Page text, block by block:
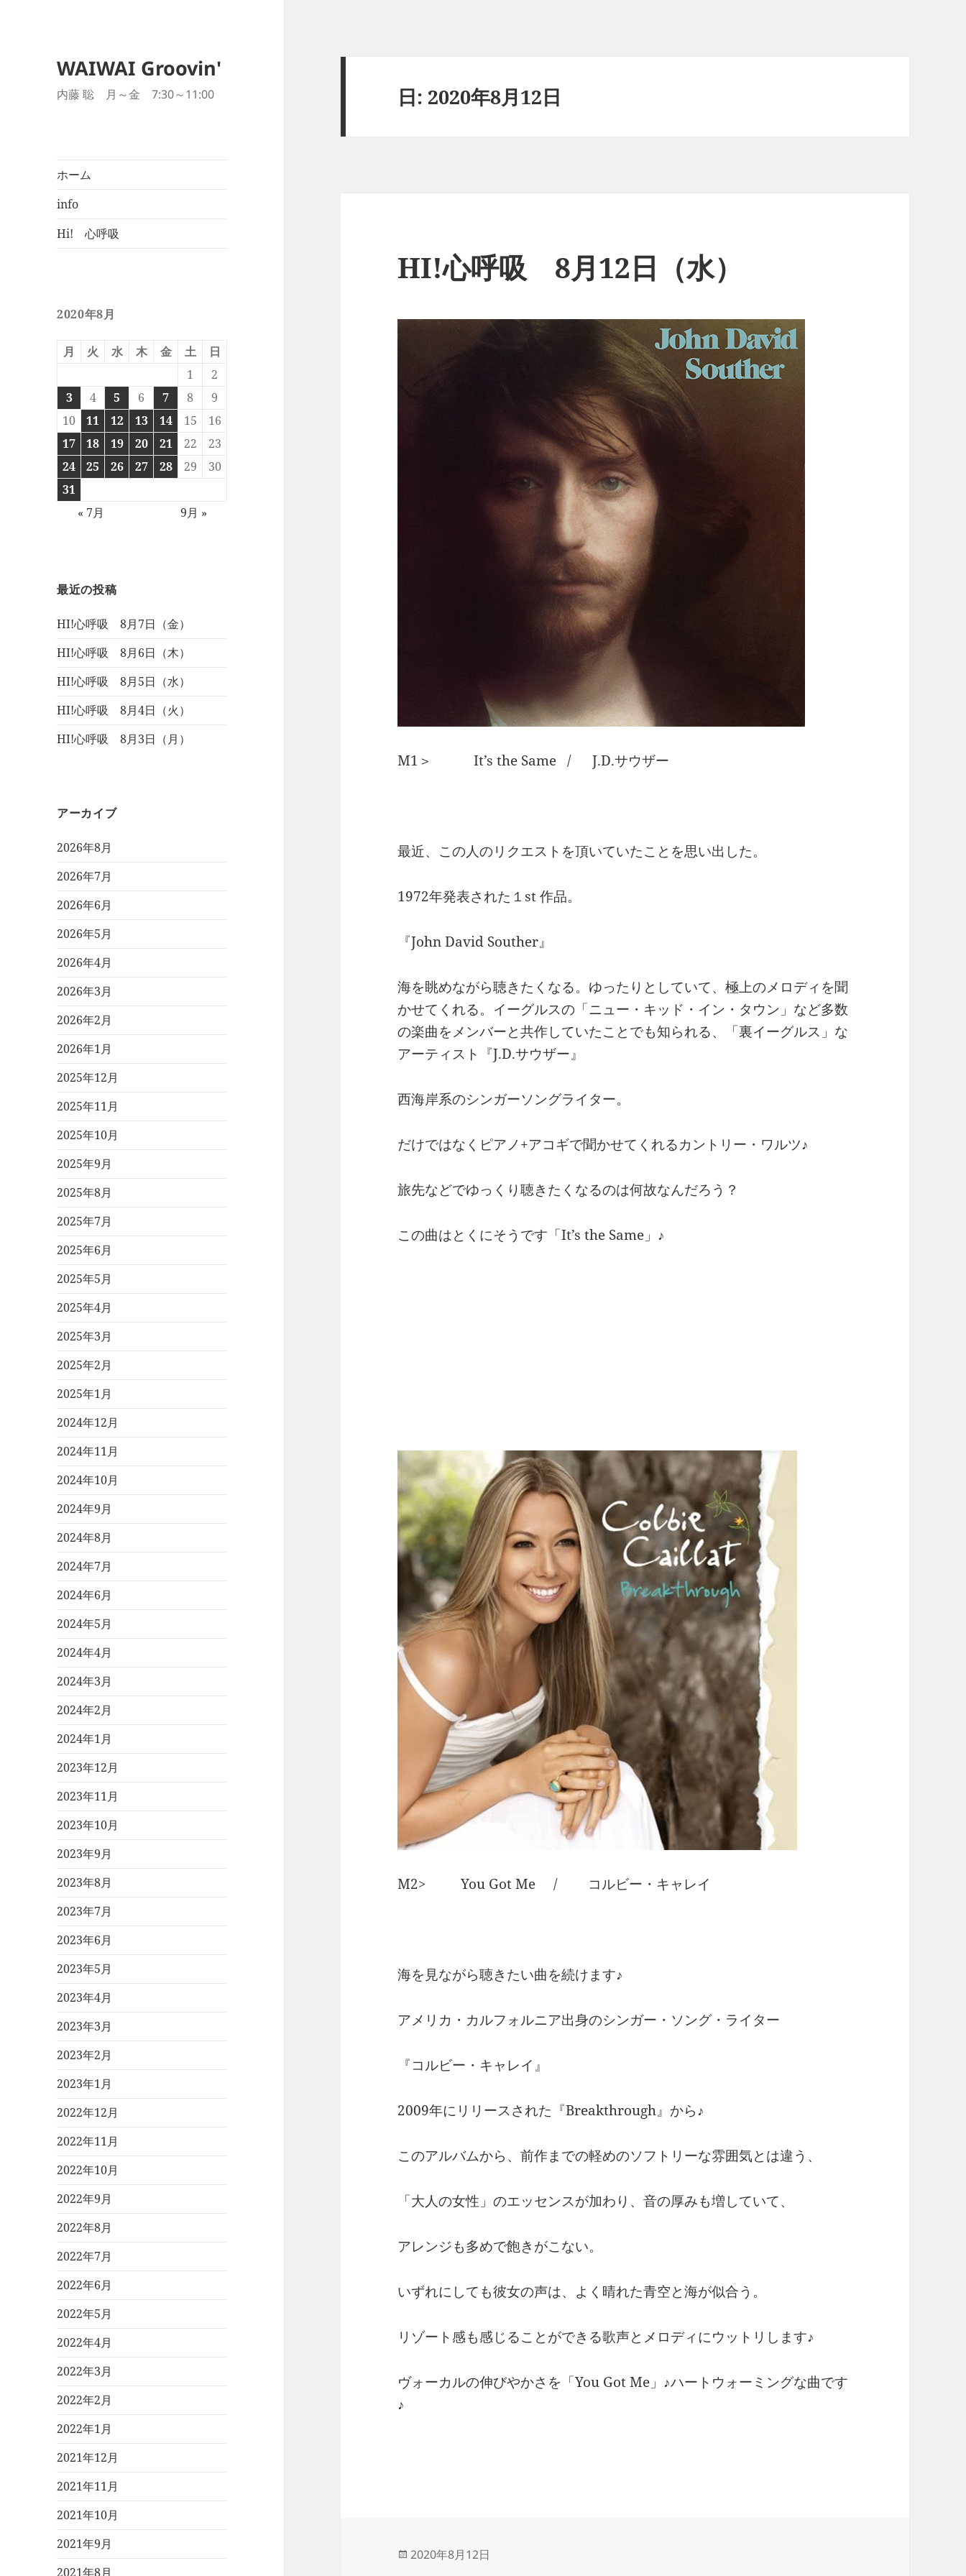
WAIWAI Groovin'
内藤 聡 月～金 7:30～11:00
ホーム
info
Hi! 心呼吸
2020年8月
月 火 水 木 金 土
日
1
2
3
4 5 6 7 8
9
10
11 12 13 14 15
16
17
18 19 20 21 22
23
24
25 26 27 28 29
30
31
« 7月
9月 »
最近の投稿
HI!心呼吸 8月7日（金）
HI!心呼吸 8月6日（木）
HI!心呼吸 8月5日（水）
HI!心呼吸 8月4日（火）
HI!心呼吸 8月3日（月）
アーカイブ
2026年8月
2026年7月
2026年6月
2026年5月
2026年4月
2026年3月
2026年2月
2026年1月
2025年12月
2025年11月
2025年10月
2025年9月
2025年8月
2025年7月
2025年6月
2025年5月
2025年4月
2025年3月
2025年2月
2025年1月
2024年12月
2024年11月
2024年10月
2024年9月
2024年8月
2024年7月
2024年6月
2024年5月
2024年4月
2024年3月
2024年2月
2024年1月
2023年12月
2023年11月
2023年10月
2023年9月
2023年8月
2023年7月
2023年6月
2023年5月
2023年4月
2023年3月
2023年2月
2023年1月
2022年12月
2022年11月
2022年10月
2022年9月
2022年8月
2022年7月
2022年6月
2022年5月
2022年4月
2022年3月
2022年2月
2022年1月
2021年12月
2021年11月
2021年10月
2021年9月
2021年8月
日: 2020年8月12日
HI!心呼吸 8月12日（水）
M1＞ It’s the Same / J.D.サウザー
最近、この人のリクエストを頂いていたことを思い出した。
1972年発表された１st 作品。
『John David Souther』
海を眺めながら聴きたくなる。ゆったりとしていて、極上のメロディを聞
かせてくれる。イーグルスの「ニュー・キッド・イン・タウン」など多数
の楽曲をメンバーと共作していたことでも知られる、「裏イーグルス」な
アーティスト『J.D.サウザー』
西海岸系のシンガーソングライター。
だけではなくピアノ+アコギで聞かせてくれるカントリー・ワルツ♪
旅先などでゆっくり聴きたくなるのは何故なんだろう？
この曲はとくにそうです「It’s the Same」♪
M2> You Got Me / コルビー・キャレイ
海を見ながら聴きたい曲を続けます♪
アメリカ・カルフォルニア出身のシンガー・ソング・ライター
『コルビー・キャレイ』
2009年にリリースされた『Breakthrough』から♪
このアルバムから、前作までの軽めのソフトリーな雰囲気とは違う、
「大人の女性」のエッセンスが加わり、音の厚みも増していて、
アレンジも多めで飽きがこない。
いずれにしても彼女の声は、よく晴れた青空と海が似合う。
リゾート感も感じることができる歌声とメロディにウットリします♪
ヴォーカルの伸びやかさを「You Got Me」♪ハートウォーミングな曲です
♪
投
2020年8月12日